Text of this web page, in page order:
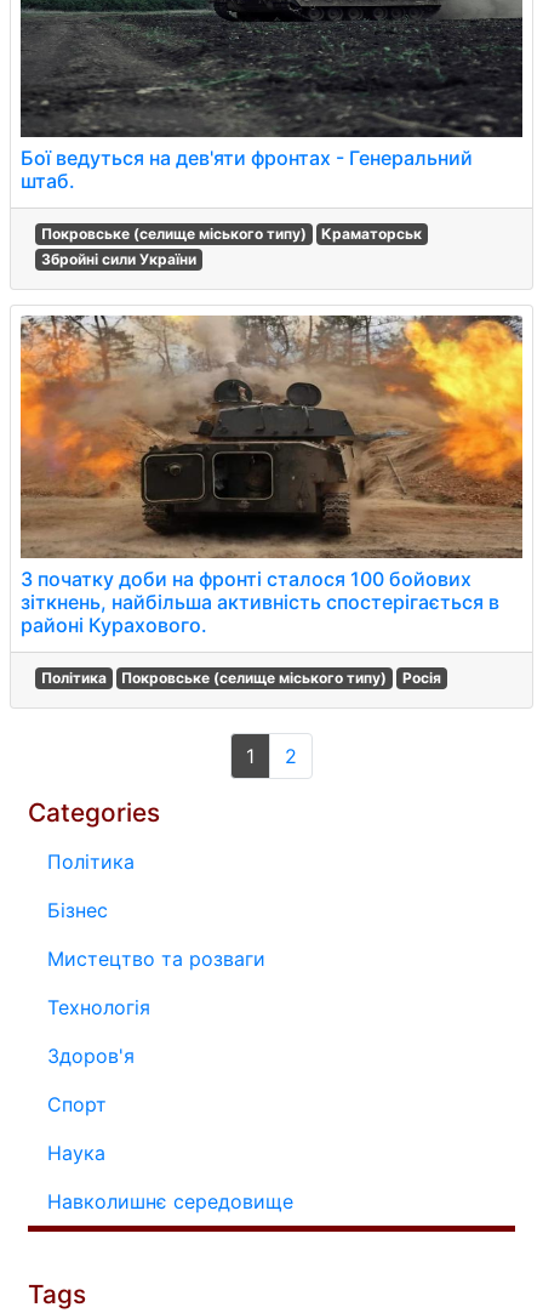
Бої ведуться на дев'яти фронтах - Генеральний
штаб.
Покровське (селище міського типу)
Краматорськ
Збройні сили України
З початку доби на фронті сталося 100 бойових
зіткнень, найбільша активність спостерігається в
районі Курахового.
Політика Покровське (селище міського типу) Росія
1 2
Categories
Політика
Бізнес
Мистецтво та розваги
Технологія
Здоров'я
Спорт
Наука
Навколишнє середовище
Tags